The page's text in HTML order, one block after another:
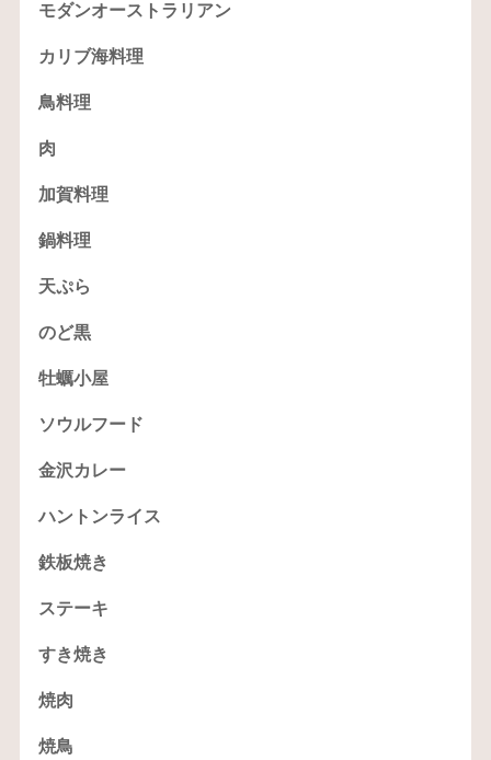
モダンオーストラリアン
カリブ海料理
鳥料理
肉
加賀料理
鍋料理
天ぷら
のど黒
牡蠣小屋
ソウルフード
金沢カレー
ハントンライス
鉄板焼き
ステーキ
すき焼き
焼肉
焼鳥